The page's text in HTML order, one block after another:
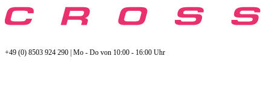
+49 (0) 8503 924 290 | Mo - Do von 10:00 - 16:00 Uhr